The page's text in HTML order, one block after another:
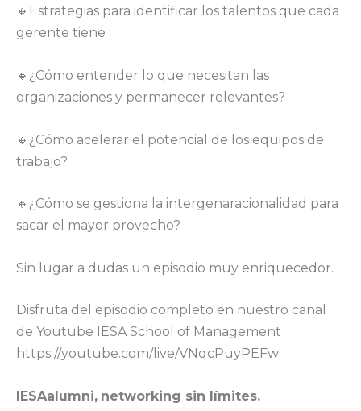
🔸Estrategias para identificar los talentos que cada
gerente tiene
🔸¿Cómo entender lo que necesitan las
organizaciones y permanecer relevantes?
🔸¿Cómo acelerar el potencial de los equipos de
trabajo?
🔸¿Cómo se gestiona la intergenaracionalidad para
sacar el mayor provecho?
Sin lugar a dudas un episodio muy enriquecedor.
Disfruta del episodio completo en nuestro canal
de Youtube IESA School of Management
https://youtube.com/live/VNqcPuyPEFw
IESAalumni, networking sin límites.